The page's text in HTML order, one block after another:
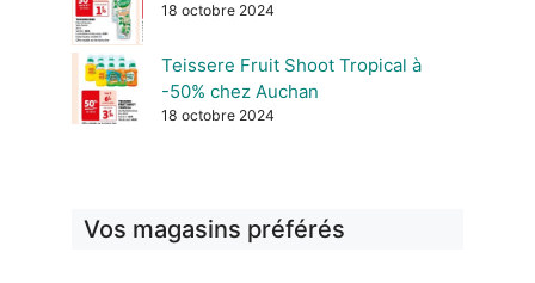
18 octobre 2024
Teissere Fruit Shoot Tropical à
-50% chez Auchan
18 octobre 2024
Vos magasins préférés